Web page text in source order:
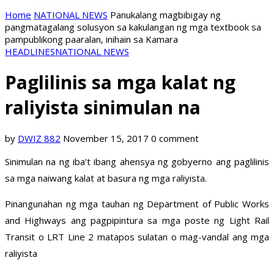
Home NATIONAL NEWS Panukalang magbibigay ng
pangmatagalang solusyon sa kakulangan ng mga textbook sa
pampublikong paaralan, inihain sa Kamara
HEADLINESNATIONAL NEWS
Paglilinis sa mga kalat ng
raliyista sinimulan na
by DWIZ 882 November 15, 2017 0 comment
Sinimulan na ng iba’t ibang ahensya ng gobyerno ang paglilinis
sa mga naiwang kalat at basura ng mga raliyista.
Pinangunahan ng mga tauhan ng Department of Public Works
and Highways ang pagpipintura sa mga poste ng Light Rail
Transit o LRT Line 2 matapos sulatan o mag-vandal ang mga
raliyista